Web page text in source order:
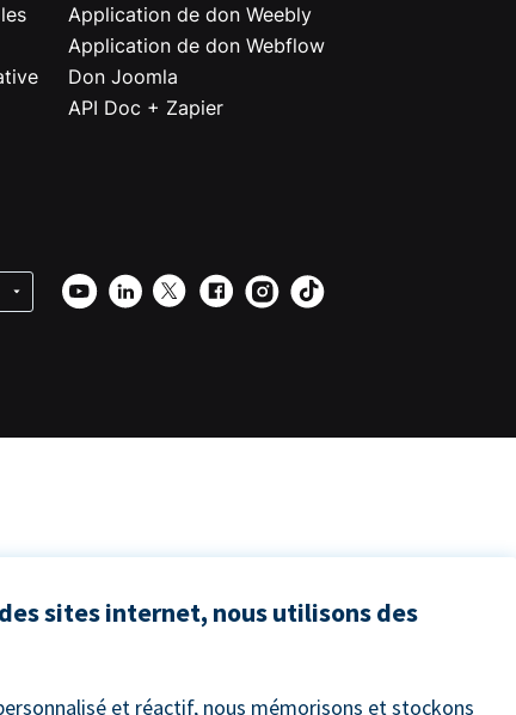
Application de don Weebly
Application de don Webflow
Don Joomla
API Doc + Zapier
sites internet, nous utilisons des
et réactif, nous mémorisons et stockons